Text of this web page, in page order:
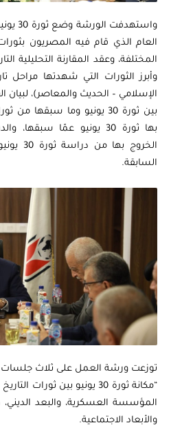
العام الذي قام فيه المصريون بثورات
المختلفة، وعقد المقارنة التحليلية
وأبرز الثورات التي شهدتها مراحل
الإسلامي – الحديث والمعاصر)، لبيان
بين ثورة 30 يونيو وما سبقها
بها ثورة 30 يونيو عمّا
الخروج بها
السابقة.
توزعت ورشة العمل على ثلاث جلسات
“مكانة ثورة 30 يونيو بين
المؤسسة العسكرية، والبعد الديني،
والأبعاد الاجتماعية.